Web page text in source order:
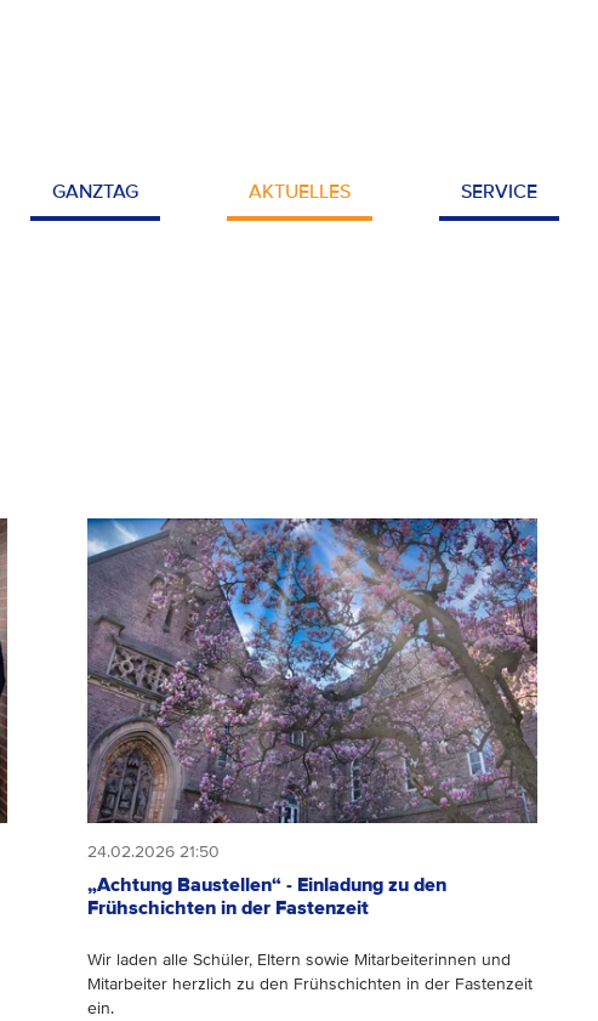
GANZTAG AKTUELLES SERVICE
24.02.2026 21:50
„Achtung Baustellen“ - Einladung zu den
Frühschichten in der Fastenzeit
Wir laden alle Schüler, Eltern sowie Mitarbeiterinnen und
Mitarbeiter herzlich zu den Frühschichten in der Fastenzeit
ein.